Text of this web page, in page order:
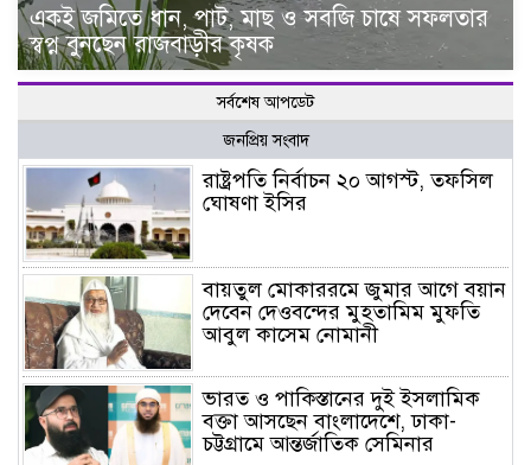
একই জমিতে ধান, পাট, মাছ ও সবজি চাষে সফলতার
স্বপ্ন বুনছেন রাজবাড়ীর কৃষক
সর্বশেষ আপডেট
জনপ্রিয় সংবাদ
রাষ্ট্রপতি নির্বাচন ২০ আগস্ট, তফসিল
ঘোষণা ইসির
বায়তুল মোকাররমে জুমার আগে বয়ান
দেবেন দেওবন্দের মুহতামিম মুফতি
আবুল কাসেম নোমানী
ভারত ও পাকিস্তানের দুই ইসলামিক
বক্তা আসছেন বাংলাদেশে, ঢাকা-
চট্টগ্রামে আন্তর্জাতিক সেমিনার